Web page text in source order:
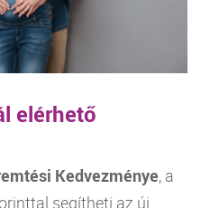
elérhető
Kedvezménye, a
segítheti az új